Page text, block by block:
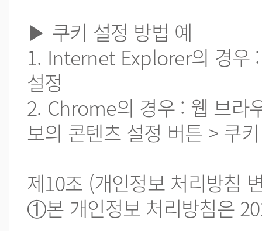
▶ 쿠키 설정 방법 예
1. Internet Explorer의 경우
설정
2. Chrome의 경우 : 웹 브라
보의 콘텐츠 설정 버튼 > 쿠키
제10조 (개인정보 처리방침
①본 개인정보 처리방침은